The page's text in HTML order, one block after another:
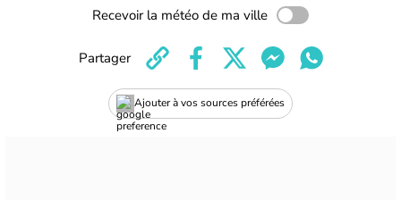
Recevoir la météo de ma ville
Ajouter à vos sources préférées
Partager